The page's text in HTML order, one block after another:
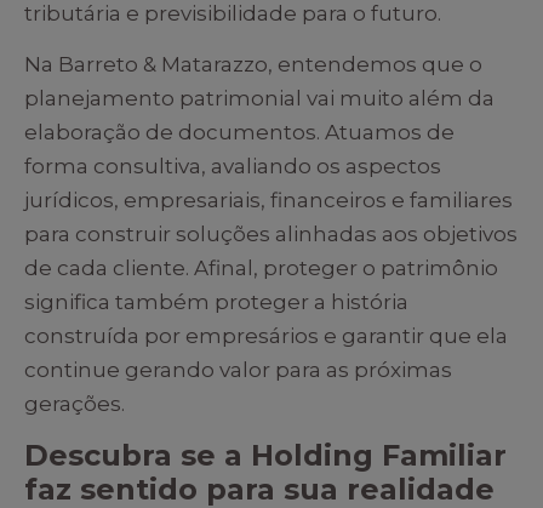
tributária e previsibilidade para o futuro.
Na Barreto & Matarazzo, entendemos que o
planejamento patrimonial vai muito além da
elaboração de documentos. Atuamos de
forma consultiva, avaliando os aspectos
jurídicos, empresariais, financeiros e familiares
para construir soluções alinhadas aos objetivos
de cada cliente. Afinal, proteger o patrimônio
significa também proteger a história
construída por empresários e garantir que ela
continue gerando valor para as próximas
gerações.
Descubra se a Holding Familiar
faz sentido para sua realidade